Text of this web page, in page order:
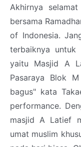
Akhirnya
bersama
of Indonesia.
terbaiknya
yaitu Masjid A
Pasaraya Blok
bagus" kata
performance.
masjid A Latief
umat muslim